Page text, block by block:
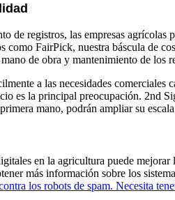
de registros, las empresas
FairPick, nuestra báscula de
de obra y mantenimiento de los
a las necesidades
es la principal preocupación. 2nd
mano, podrán ampliar su
en la agricultura puede
más información sobre los
los robots de spam. Necesita